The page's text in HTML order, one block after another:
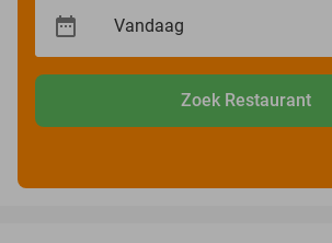
Zoek Restaurant